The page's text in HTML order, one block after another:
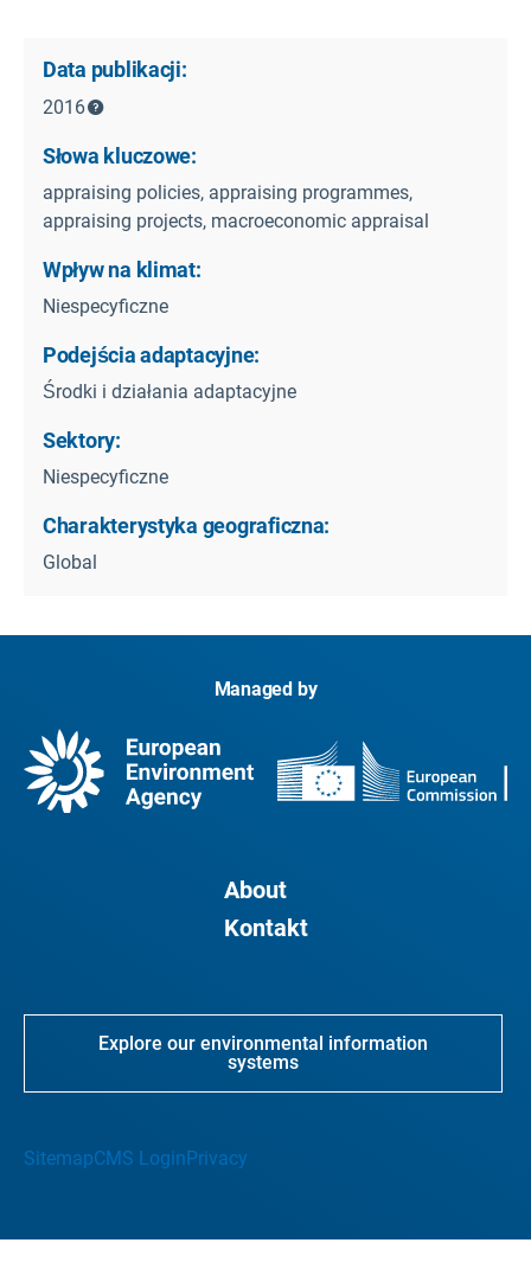
Data publikacji:
2016
Słowa kluczowe:
appraising policies, appraising programmes,
appraising projects, macroeconomic appraisal
Wpływ na klimat:
Niespecyficzne
Podejścia adaptacyjne:
Środki i działania adaptacyjne
Sektory:
Niespecyficzne
Charakterystyka geograficzna:
Global
Managed by
About
Kontakt
Explore our environmental information
systems
SitemapCMS LoginPrivacy